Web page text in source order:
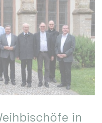
in